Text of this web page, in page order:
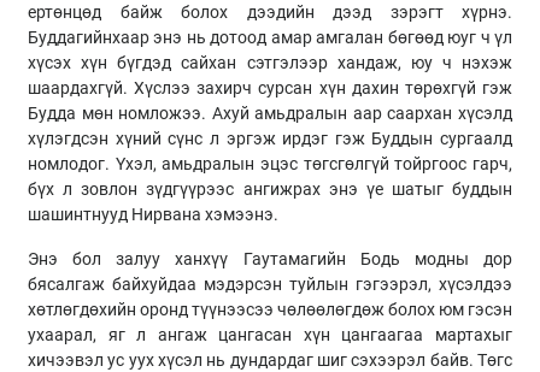
ертөнцөд байж болох дээдийн дээд зэрэгт хүрнэ.
Буддагийнхаар энэ нь дотоод амар амгалан бөгөөд юуг ч үл
хүсэх хүн бүгдэд сайхан сэтгэлээр хандаж, юу ч нэхэж
шаардахгүй. Хүслээ захирч сурсан хүн дахин төрөхгүй гэж
Будда мөн номложээ. Ахуй амьдралын аар саархан хүсэлд
хүлэгдсэн хүний сүнс л эргэж ирдэг гэж Буддын сургаалд
номлодог. Үхэл, амьдралын эцэс төгсгөлгүй тойргоос гарч,
бүх л зовлон зүдгүүрээс ангижрах энэ үе шатыг буддын
шашинтнууд Нирвана хэмээнэ.
Энэ бол залуу ханхүү Гаутамагийн Бодь модны дор
бясалгаж байхуйдаа мэдэрсэн туйлын гэгээрэл, хүсэлдээ
хөтлөгдөхийн оронд түүнээсээ чөлөөлөгдөж болох юм гэсэн
ухаарал, яг л ангаж цангасан хүн цангаагаа мартахыг
хичээвэл ус уух хүсэл нь дундардаг шиг сэхээрэл байв. Төгс